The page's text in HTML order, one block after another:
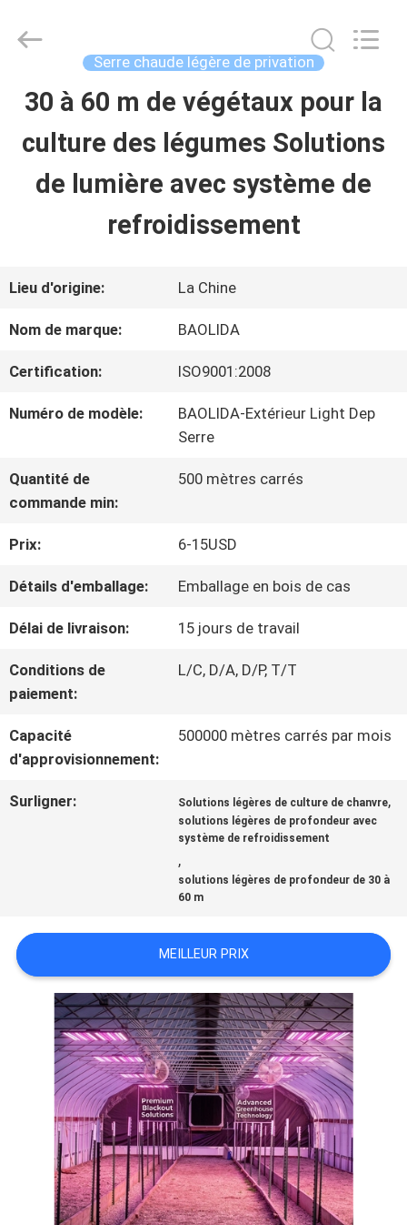
MAISON
PRODUITS
EXPOSITION
DE
VR
SUJET
DE
NOUS
VISITE
D'USINE
CONTRÔLE
DE
QUALITÉ
NOUVELLES
PLAN
POLITIQUE
Metal
Rights
Serre chaude légère de privation
30 à 60 m de végétaux pour la
culture des légumes Solutions
de lumière avec système de
refroidissement
Lieu d'origine: La Chine
Nom de marque: BAOLIDA
Certification: ISO9001:2008
Numéro de modèle:
BAOLIDA-Extérieur Light Dep
Serre
Quantité de
commande min:
500 mètres carrés
Prix: 6-15USD
Détails d'emballage: Emballage en bois de cas
Délai de livraison: 15 jours de travail
Conditions de
paiement:
L/C, D/A, D/P, T/T
Capacité
d'approvisionnement:
500000 mètres carrés par mois
Surligner: Solutions légères de culture de chanvre,
solutions légères de profondeur avec
système de refroidissement
,
solutions légères de profondeur de 30 à
60 m
MEILLEUR PRIX